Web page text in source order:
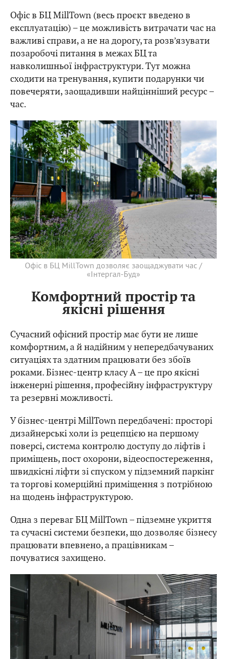
Офіс в БЦ MillTown (весь проєкт введено в
експлуатацію) – це можливість витрачати час на
важливі справи, а не на дорогу, та розв’язувати
позаробочі питання в межах БЦ та
навколишньої інфраструктури. Тут можна
сходити на тренування, купити подарунки чи
повечеряти, заощадивши найцінніший ресурс –
час.
Офіс в БЦ MillTown дозволяє заощаджувати час /
«Інтергал-Буд»
Комфортний простір та
якісні рішення
Сучасний офісний простір має бути не лише
комфортним, а й надійним у непередбачуваних
ситуаціях та здатним працювати без збоїв
роками. Бізнес-центр класу А – це про якісні
інженерні рішення, професійну інфраструктуру
та резервні можливості.
У бізнес-центрі MillTown передбачені: просторі
дизайнерські холи із рецепцією на першому
поверсі, система контролю доступу до ліфтів і
приміщень, пост охорони, відеоспостереження,
швидкісні ліфти зі спуском у підземний паркінг
та торгові комерційні приміщення з потрібною
на щодень інфраструктурою.
Одна з переваг БЦ MillTown – підземне укриття
та сучасні системи безпеки, що дозволяє бізнесу
працювати впевнено, а працівникам –
почуватися захищено.